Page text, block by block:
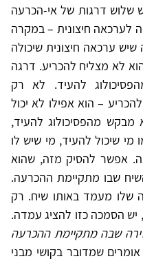
דרגות של אי-הכרעה
לערכאה חיצונית – במקרה
ערכאה חיצונית שיכולה
לא מצליח להכריע. דרגה
להעיד. לא רק
– הוא אפילו לא יכול
מהפסיכולוג להעיד,
מי שיכול להעיד, מי שיש לו
אפשר להסיק מזה, שהוא
שבו מתקיימת ההכרעה.
שלו מעמד באותו שיח. רק
יש הסמכה כזו להציג עמדה.
שבה מתקיימת ההכרעה
אומרים שמדובר בקושי מבני